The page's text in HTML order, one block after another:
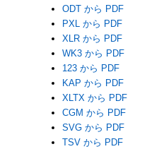
ODT から PDF
PXL から PDF
XLR から PDF
WK3 から PDF
123 から PDF
KAP から PDF
XLTX から PDF
CGM から PDF
SVG から PDF
TSV から PDF